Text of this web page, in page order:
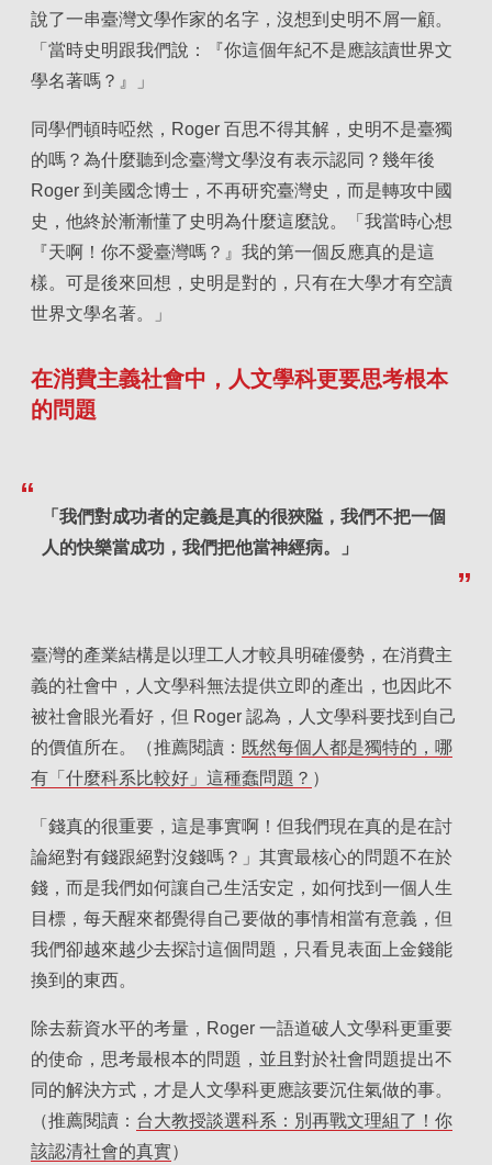
說了一串臺灣文學作家的名字，沒想到史明不屑一顧。
「當時史明跟我們說：『你這個年紀不是應該讀世界文
學名著嗎？』」
同學們頓時啞然，Roger 百思不得其解，史明不是臺獨
的嗎？為什麼聽到念臺灣文學沒有表示認同？幾年後
Roger 到美國念博士，不再研究臺灣史，而是轉攻中國
史，他終於漸漸懂了史明為什麼這麼說。「我當時心想
『天啊！你不愛臺灣嗎？』我的第一個反應真的是這
樣。可是後來回想，史明是對的，只有在大學才有空讀
世界文學名著。」
在消費主義社會中，人文學科更要思考根本
的問題
「我們對成功者的定義是真的很狹隘，我們不把一個
人的快樂當成功，我們把他當神經病。」
臺灣的產業結構是以理工人才較具明確優勢，在消費主
義的社會中，人文學科無法提供立即的產出，也因此不
被社會眼光看好，但 Roger 認為，人文學科要找到自己
的價值所在。（推薦閱讀： 既然每個人都是獨特的，哪
有「什麼科系比較好」這種蠢問題？ ）
「錢真的很重要，這是事實啊！但我們現在真的是在討
論絕對有錢跟絕對沒錢嗎？」其實最核心的問題不在於
錢，而是我們如何讓自己生活安定，如何找到一個人生
目標，每天醒來都覺得自己要做的事情相當有意義，但
我們卻越來越少去探討這個問題，只看見表面上金錢能
換到的東西。
除去薪資水平的考量，Roger 一語道破人文學科更重要
的使命，思考最根本的問題，並且對於社會問題提出不
同的解決方式，才是人文學科更應該要沉住氣做的事。
（推薦閱讀： 台大教授談選科系：別再戰文理組了！你
該認清社會的真實）